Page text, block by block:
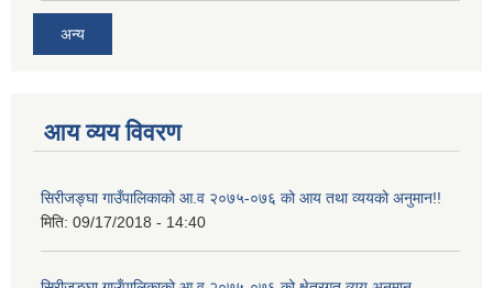
अन्य
आय व्यय विवरण
सिरीजङ्घा गाउँपालिकाको आ.व २०७५-०७६ को आय तथा व्ययको अनुमान!!
मिति: 09/17/2018 - 14:40